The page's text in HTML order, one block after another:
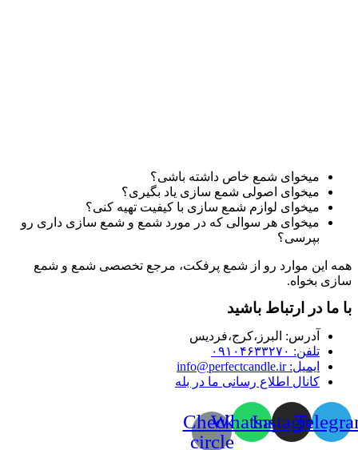
میخوای شمع خاص داشته باشی؟
میخوای اصولی شمع سازی یاد بگیری؟
میخوای لوازم شمع سازی با کیفیت تهیه کنی؟
میخوای هر سوالی که در مورد شمع و شمع سازی داری رو
بپرسی؟
همه این موارد رو از شمع پرفکت، مرجع تخصصی شمع و شمع
سازی بخواه.
با ما در ارتباط باشید
آدرس:‌ البرز،کرج،فردیس
تلفن: ۰۹۱۰۴۶۳۳۲۷۰
ایمیل: info@perfectcandle.ir
کانال اطلاع رسانی ما در بله
Instagram
Whatsapp
Check-
circle